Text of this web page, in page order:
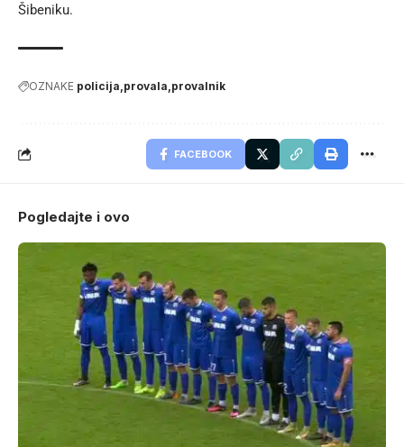
Šibeniku.
OZNAKE policija provala provalnik
FACEBOOK
Pogledajte i ovo